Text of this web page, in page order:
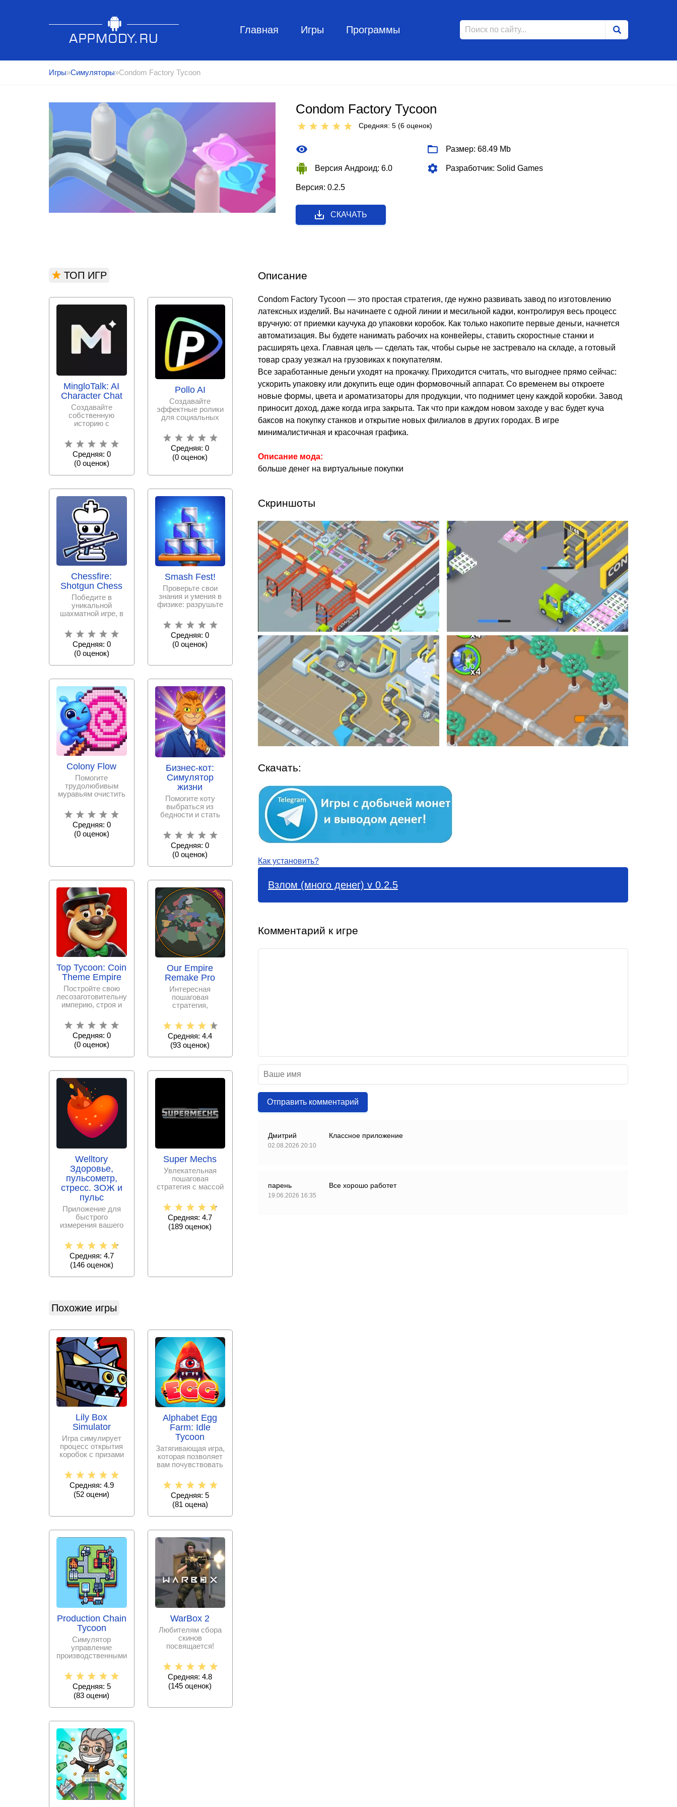
Главная Игры Программы
Игры»Симуляторы»Condom Factory Tycoon
Condom Factory Tycoon
Средняя: 5 (6 оценок)
Размер: 68.49 Mb
Версия Андроид: 6.0 Разработчик: Solid Games
Версия: 0.2.5
СКАЧАТЬ
Описание
Condom Factory Tycoon ― это простая стратегия, где нужно развивать завод по изготовлению
латексных изделий. Вы начинаете с одной линии и месильной кадки, контролируя весь процесс
вручную: от приемки каучука до упаковки коробок. Как только накопите первые деньги, начнется
автоматизация. Вы будете нанимать рабочих на конвейеры, ставить скоростные станки и
расширять цеха. Главная цель — сделать так, чтобы сырье не застревало на складе, а готовый
товар сразу уезжал на грузовиках к покупателям.
Все заработанные деньги уходят на прокачку. Приходится считать, что выгоднее прямо сейчас:
ускорить упаковку или докупить еще один формовочный аппарат. Со временем вы откроете
новые формы, цвета и ароматизаторы для продукции, что поднимет цену каждой коробки. Завод
приносит доход, даже когда игра закрыта. Так что при каждом новом заходе у вас будет куча
баксов на покупку станков и открытие новых филиалов в других городах. В игре
минималистичная и красочная графика.
Описание мода:
больше денег на виртуальные покупки
Скриншоты
Скачать:
Как установить?
Взлом (много денег) v 0.2.5
Комментарий к игре
Отправить комментарий
Дмитрий
02.08.2026 20:10
Классное приложение
парень
19.06.2026 16:35
Все хорошо работет
ТОП ИГР
MingloTalk: AI
Character Chat
Создавайте
собственную
историю с
персонажами,
общайтесь с ними
на любые
Средняя: 0
(0оценок)
Pollo AI
Создавайте
эффектные ролики
для социальных
рекламы с
минимальным
Средняя: 0
(0 оценок)
Chessfire:
Shotgun Chess
Победите в
уникальной
шахматной игре, в
король –
могущественная и
Средняя: 0
(0оценок)
Smash Fest!
Проверьте свои
знания и умения в
физике: разрушьте
конструкции при
помощи
Средняя: 0
(0 оценок)
Colony Flow
Помогите
трудолюбивым
муравьям очистить
чтобы увидеть
скрывающуюся
Средняя: 0
(0оценок)
Бизнес-кот:
Симулятор
жизни
Помогите коту
выбраться из
бедности и стать
магнатом, развивая
бизнес и
Средняя: 0
(0 оценок)
Top Tycoon: Coin
Theme Empire
Постройте свою
лесозаготовительную
империю, строя и
производство,
активно
Средняя: 0
(0оценок)
Our Empire
Remake Pro
Интересная
пошаговая
стратегия,
студией SK Games,
где Вы создадите
Средняя: 4.4
(93 оценок)
Welltory
Здоровье,
пульсометр,
стресс. ЗОЖ и
пульс
Приложение для
быстрого
измерения вашего
показателей
стресса, качества
сна и
Средняя: 4.7
(146оценок)
Super Mechs
Увлекательная
пошаговая
стратегия с массой
соберите
уникального
Средняя: 4.7
(189 оценок)
Похожие игры
Lily Box
Simulator
Игра симулирует
процесс открытия
коробок с призами
тех, кто любит
Средняя: 4.9
(52 оцени)
Alphabet Egg
Farm: Idle
Tycoon
Затягивающая игра,
которая позволяет
вам почувствовать
фермером и
Средняя: 5
(81 оценa)
Production Chain
Tycoon
Симулятор
управление
производственными
своим
предприятием.
Средняя: 5
(83 оцени)
WarBox 2
Любителям сбора
скинов
посвящается!
коробки знаменитой
Wareface и
Средняя: 4.8
(145 оценок)